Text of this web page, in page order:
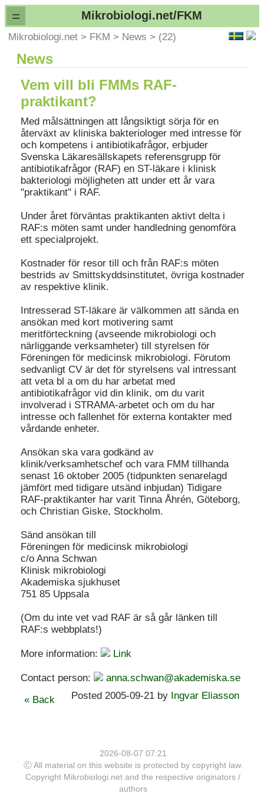
= Mikrobiologi.net/FKM
Mikrobiologi.net > FKM > News > (22)
News
Vem vill bli FMMs RAF-
praktikant?
Med målsättningen att långsiktigt sörja för en
återväxt av kliniska bakteriologer med intresse för
och kompetens i antibiotikafrågor, erbjuder
Svenska Läkaresällskapets referensgrupp för
antibiotikafrågor (RAF) en ST-läkare i klinisk
bakteriologi möjligheten att under ett år vara
"praktikant" i RAF.
Under året förväntas praktikanten aktivt delta i
RAF:s möten samt under handledning genomföra
ett specialprojekt.
Kostnader för resor till och från RAF:s möten
bestrids av Smittskyddsinstitutet, övriga kostnader
av respektive klinik.
Intresserad ST-läkare är välkommen att sända en
ansökan med kort motivering samt
meritförteckning (avseende mikrobiologi och
närliggande verksamheter) till styrelsen för
Föreningen för medicinsk mikrobiologi. Förutom
sedvanligt CV är det för styrelsens val intressant
att veta bl a om du har arbetat med
antibiotikafrågor vid din klinik, om du varit
involverad i STRAMA-arbetet och om du har
intresse och fallenhet för externa kontakter med
vårdande enheter.
Ansökan ska vara godkänd av
klinik/verksamhetschef och vara FMM tillhanda
senast 16 oktober 2005 (tidpunkten senarelagd
jämfört med tidigare utsänd inbjudan) Tidigare
RAF-praktikanter har varit Tinna Åhrén, Göteborg,
och Christian Giske, Stockholm.
Sänd ansökan till
Föreningen för medicinsk mikrobiologi
c/o Anna Schwan
Klinisk mikrobiologi
Akademiska sjukhuset
751 85 Uppsala
(Om du inte vet vad RAF är så går länken till
RAF:s webbplats!)
More information: Link
Contact person:
anna.schwan@akademiska.se
« Back
Posted 2005-09-21 by Ingvar Eliasson
2026-08-07 07:21
Ⓒ All material on this website is protected by copyright law.
Copyright Mikrobiologi.net and the respective originators /
authors